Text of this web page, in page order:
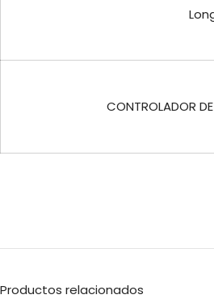
CONTROLADOR
Productos relacionados